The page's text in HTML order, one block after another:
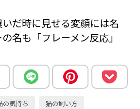
だ時に見せる変顔には名
名も「フレーメン反応」
の気持ち 猫の飼い方